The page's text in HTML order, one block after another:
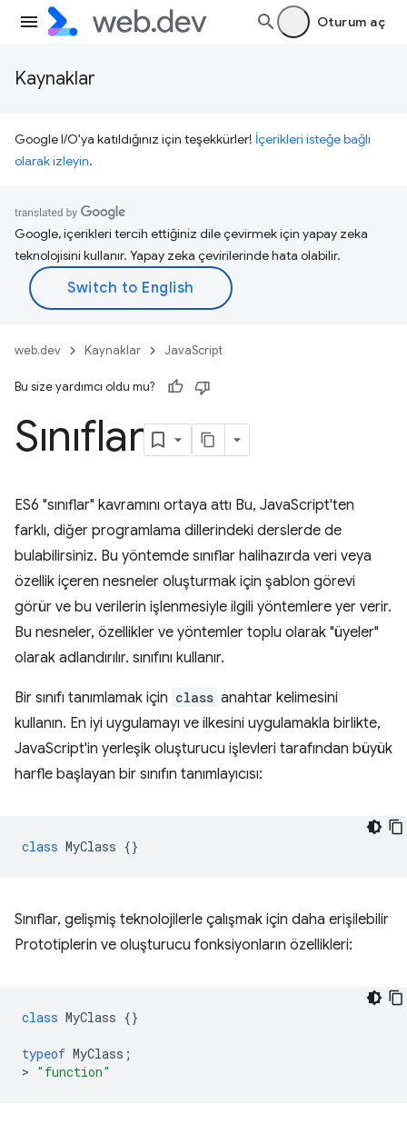
Oturum aç
Kaynaklar
Google I/O'ya katıldığınız için teşekkürler! İçerikleri isteğe bağlı
olarak izleyin.
Google, içerikleri tercih ettiğiniz dile çevirmek için yapay zeka
teknolojisini kullanır. Yapay zeka çevirilerinde hata olabilir.
web.dev Kaynaklar JavaScript
Bu size yardımcı oldu mu?
Sınıflar
ES6 "sınıflar" kavramını ortaya attı Bu, JavaScript'ten
farklı, diğer programlama dillerindeki derslerde de
bulabilirsiniz. Bu yöntemde sınıflar halihazırda veri veya
özellik içeren nesneler oluşturmak için şablon görevi
görür ve bu verilerin işlenmesiyle ilgili yöntemlere yer verir.
Bu nesneler, özellikler ve yöntemler toplu olarak "üyeler"
olarak adlandırılır. sınıfını kullanır.
Bir sınıfı tanımlamak için class anahtar kelimesini
kullanın. En iyi uygulamayı ve ilkesini uygulamakla birlikte,
JavaScript'in yerleşik oluşturucu işlevleri tarafından büyük
harfle başlayan bir sınıfın tanımlayıcısı:
class MyClass {}
Sınıflar, gelişmiş teknolojilerle çalışmak için daha erişilebilir
Prototiplerin ve oluşturucu fonksiyonların özellikleri:
class MyClass {}
typeof MyClass ;
> "function"